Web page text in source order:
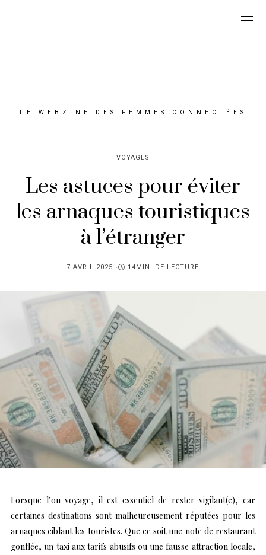
LE WEBZINE DES FEMMES CONNECTÉES
VOYAGES
Les astuces pour éviter
les arnaques touristiques
à l’étranger
PUBLIÉ
7 AVRIL 2025 14MIN. DE LECTURE
Lorsque l’on voyage, il est essentiel de rester vigilant(e), car
certaines destinations sont malheureusement réputées pour les
arnaques ciblant les touristes. Que ce soit une note de restaurant
gonflée, un taxi aux tarifs abusifs ou une fausse attraction locale,